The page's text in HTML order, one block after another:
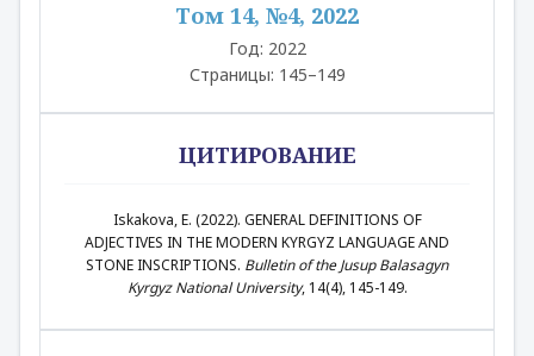
Том 14, №4, 2022
Год: 2022
Страницы: 145–149
ЦИТИРОВАНИЕ
Iskakova, E. (2022). GENERAL DEFINITIONS OF
ADJECTIVES IN THE MODERN KYRGYZ LANGUAGE AND
STONE INSCRIPTIONS. Bulletin of the Jusup Balasagyn
Kyrgyz National University, 14(4), 145-149.